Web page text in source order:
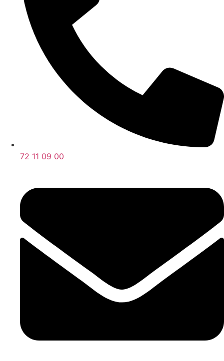
72 11 09 00